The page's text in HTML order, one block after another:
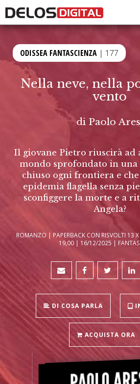
ODISSEA FANTASCIENZA | 177
Nella neve, nella
vento
di Paolo
Il giovane Pietro riuscirà ad
mondo sprofondato in una
chiuso ogni frontiera e
epidemia flagella senza
sconfiggere la morte e a
Angela?
ROMANZO | PAPERBACK CON RISVOLTI 13
19,00 | 16/12/2025 |
DI COSA PARLA
ACQUISTA ORA